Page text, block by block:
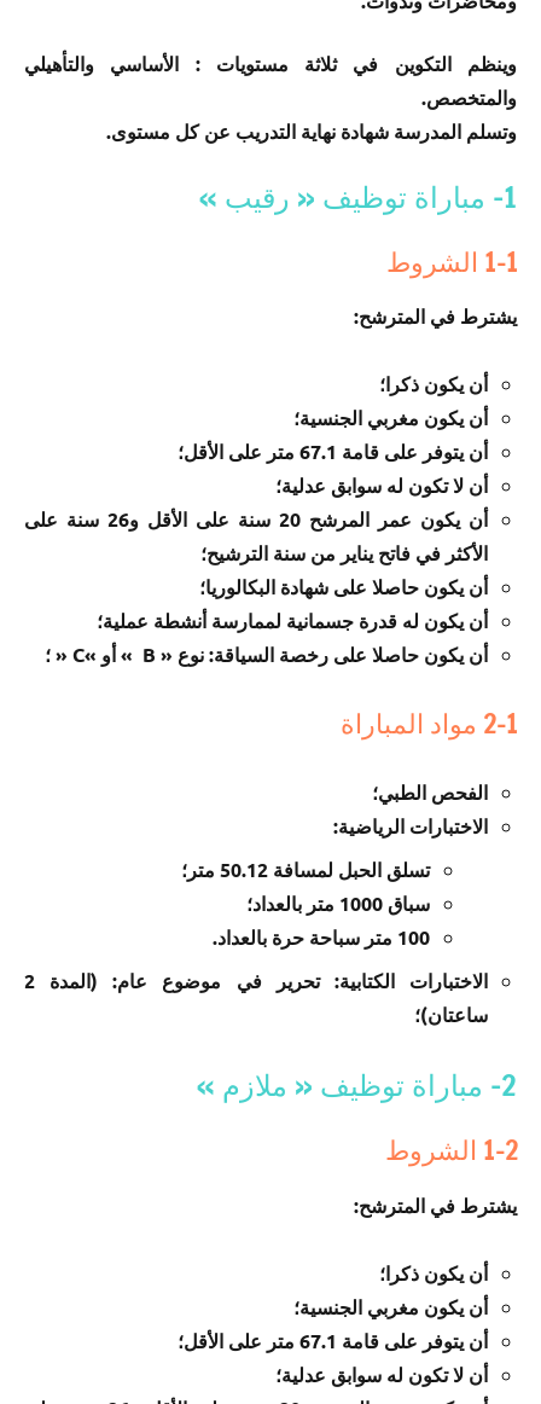
وينظم التكوين في ثلاثة مستويات : الأساسي والتأهيلي
والمتخصص.
وتسلم المدرسة شهادة نهاية التدريب عن كل مستوى.
1- مباراة توظيف « رقيب »
1-1 الشروط
يشترط في المترشح:
أن يكون ذكرا؛
أن يكون مغربي الجنسية؛
أن يتوفر على قامة 67.1 متر على الأقل؛
أن لا تكون له سوابق عدلية؛
أن يكون عمر المرشح 20 سنة على الأقل و26 سنة على
الأكثر في فاتح يناير من سنة الترشيح؛
أن يكون حاصلا على شهادة البكالوريا؛
أن يكون له قدرة جسمانية لممارسة أنشطة عملية؛
أن يكون حاصلا على رخصة السياقة: نوع « B » أو »C « ؛
2-1 مواد المباراة
الفحص الطبي؛
الاختبارات الرياضية:
تسلق الحبل لمسافة 50.12 متر؛
سباق 1000 متر بالعداد؛
100 متر سباحة حرة بالعداد.
الاختبارات الكتابية: تحرير في موضوع عام: (المدة 2
ساعتان)؛
2- مباراة توظيف « ملازم »
1-2 الشروط
يشترط في المترشح:
أن يكون ذكرا؛
أن يكون مغربي الجنسية؛
أن يتوفر على قامة 67.1 متر على الأقل؛
أن لا تكون له سوابق عدلية؛